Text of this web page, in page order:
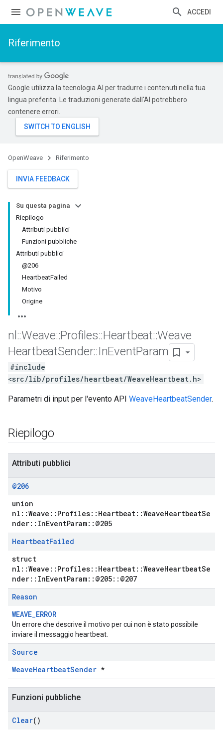
ACCEDI
Riferimento
Google utilizza la tecnologia AI per tradurre i contenuti nella tua
lingua preferita. Le traduzioni generate dall'AI potrebbero
contenere errori.
OpenWeave Riferimento
INVIA FEEDBACK
Su questa pagina
Riepilogo
Attributi pubblici
Funzioni pubbliche
Attributi pubblici
@206
HeartbeatFailed
Motivo
Origine
nl ::Weave::Profiles::Heartbeat::Weave
HeartbeatSender::InEventParam
#include
<src/lib/profiles/heartbeat/WeaveHeartbeat.h>
Parametri di input per l'evento API WeaveHeartbeatSender.
Riepilogo
Attributi pubblici
@206
union
nl::Weave::Profiles::Heartbeat::WeaveHeartbeatSe
nder::InEventParam::@205
HeartbeatFailed
struct
nl::Weave::Profiles::Heartbeat::WeaveHeartbeatSe
nder::InEventParam::@205::@207
Reason
WEAVE_ERROR
Un errore che descrive il motivo per cui non è stato possibile
inviare il messaggio heartbeat.
Source
WeaveHeartbeatSender *
Funzioni pubbliche
Clear()